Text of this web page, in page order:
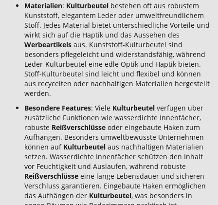
Materialien: Kulturbeutel bestehen oft aus robustem
Kunststoff, elegantem Leder oder umweltfreundlichem
Stoff. Jedes Material bietet unterschiedliche Vorteile und
wirkt sich auf die Haptik und das Aussehen des
Werbeartikels aus. Kunststoff-Kulturbeutel sind
besonders pflegeleicht und widerstandsfähig, während
Leder-Kulturbeutel eine edle Optik und Haptik bieten.
Stoff-Kulturbeutel sind leicht und flexibel und können
aus recycelten oder nachhaltigen Materialien hergestellt
werden.
Besondere Features: Viele Kulturbeutel verfügen über
zusätzliche Funktionen wie wasserdichte Innenfächer,
robuste Reißverschlüsse oder eingebaute Haken zum
Aufhängen. Besonders umweltbewusste Unternehmen
können auf Kulturbeutel aus nachhaltigen Materialien
setzen. Wasserdichte Innenfächer schützen den Inhalt
vor Feuchtigkeit und Auslaufen, während robuste
Reißverschlüsse eine lange Lebensdauer und sicheren
Verschluss garantieren. Eingebaute Haken ermöglichen
das Aufhängen der Kulturbeutel, was besonders in